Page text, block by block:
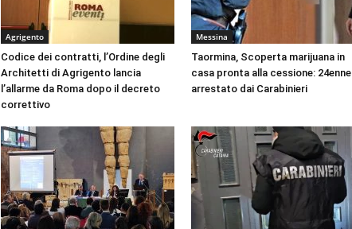
Agrigento
Codice dei contratti, l’Ordine degli
Architetti di Agrigento lancia
l’allarme da Roma dopo il decreto
correttivo
Messina
Taormina, Scoperta marijuana in
casa pronta alla cessione: 24enne
arrestato dai Carabinieri